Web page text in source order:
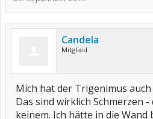
Candela
Mitglied
Mich hat der Trigenimus
Das sind wirklich Schmerzen
keinem. Ich hätte in die